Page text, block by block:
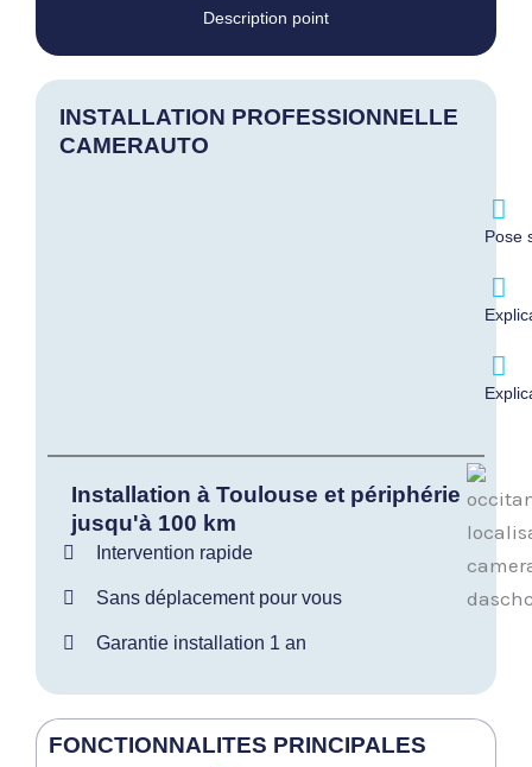
Description point
INSTALLATION PROFESSIONNELLE
CAMERAUTO
Pose
Installation à Toulouse et périphérie
jusqu'à 100 km
Intervention rapide
Sans déplacement pour vous
Garantie installation 1 an
FONCTIONNALITES PRINCIPALES